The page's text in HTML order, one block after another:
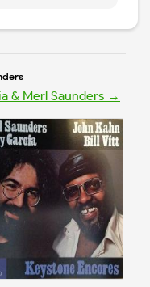
& Merl Saunders →